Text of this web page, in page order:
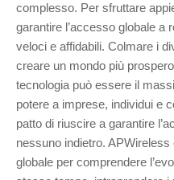
complesso. Per sfruttare
garantire l’accesso globale a
veloci e affidabili. Colmare i
creare un mondo più
tecnologia può essere il
potere a imprese, individui e
patto di riuscire a garantire
nessuno indietro. APWireless
globale per comprendere